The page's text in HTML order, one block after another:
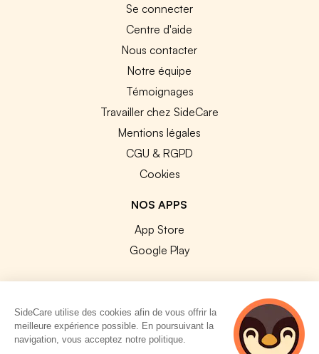
Se connecter
Centre d'aide
Nous contacter
Notre équipe
Témoignages
Travailler chez SideCare
Mentions légales
CGU & RGPD
Cookies
NOS APPS
App Store
Google Play
© 2026 SideCare. Tous droits réservés.
SideCare utilise des cookies afin de vous offrir la
meilleure expérience possible. En poursuivant la
navigation, vous acceptez notre politique.